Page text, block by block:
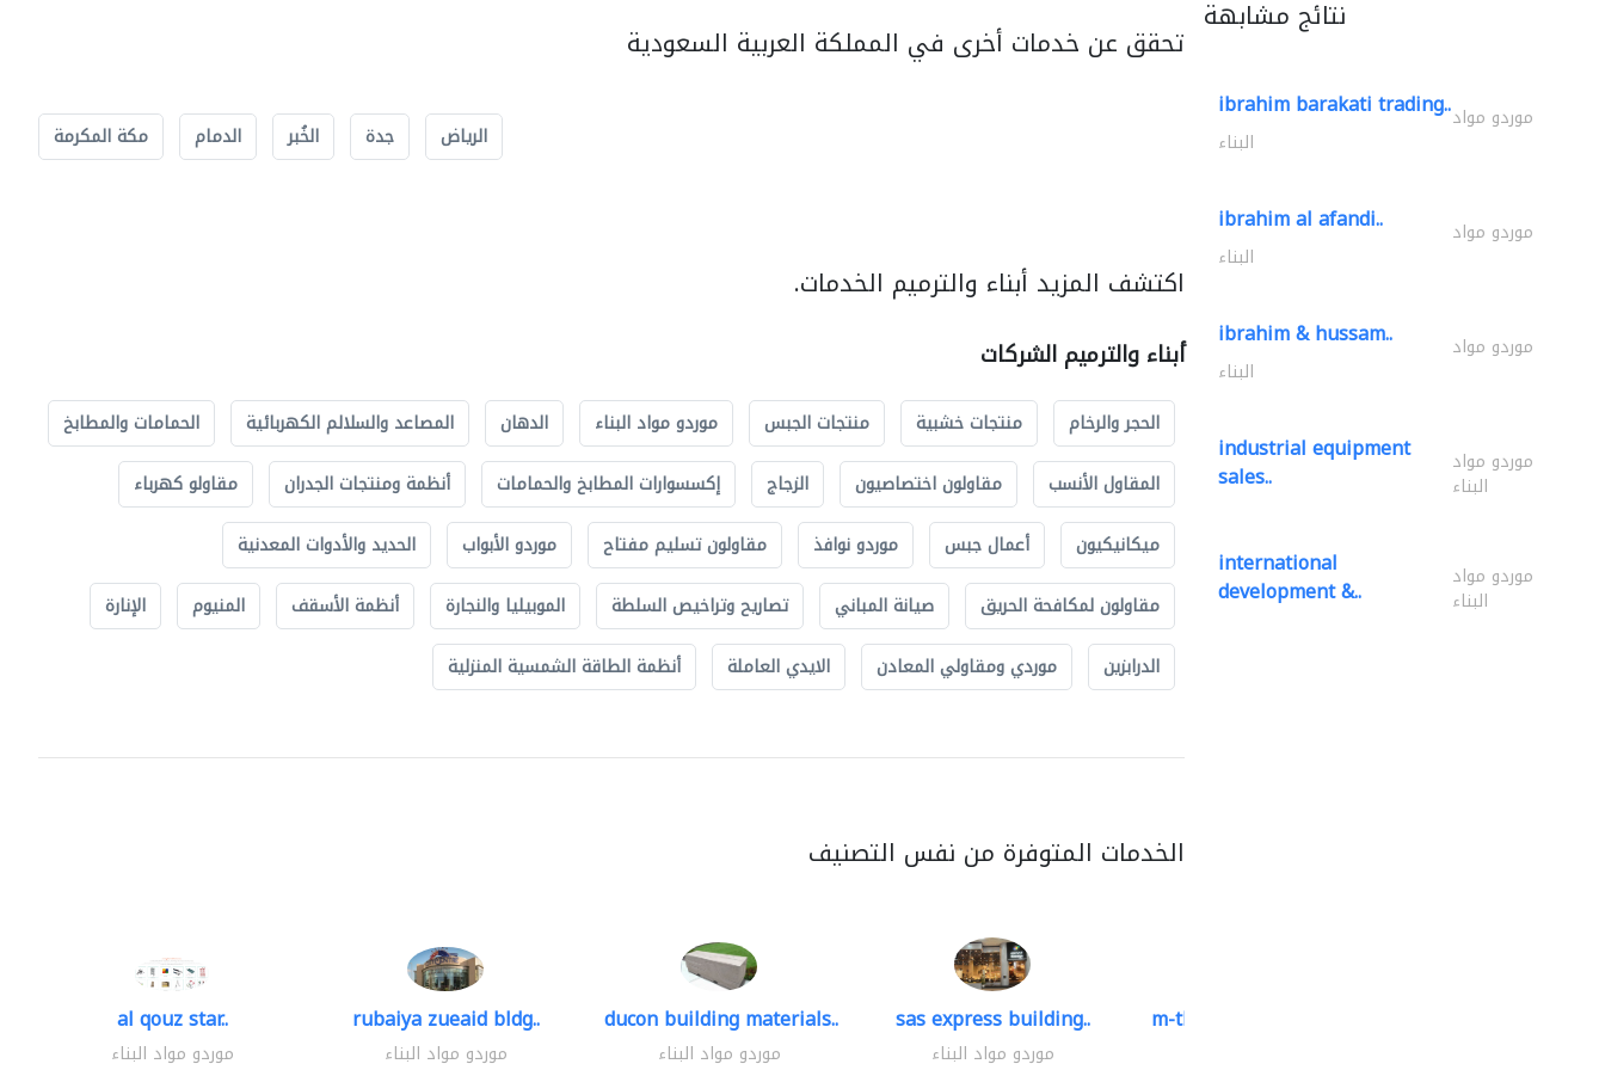
تحقق عن خدمات أخرى في المملكة العربية السعودية
الرياض جدة الخُبر الدمام مكة المكرمة
اكتشف المزيد أبناء والترميم الخدمات.
أبناء والترميم الشركات
الحجر والرخام منتجات خشبية منتجات الجبس موردو مواد البناء الدهان المصاعد والسلالم الكهربائية
الحمامات والمطابخ
المقاول الأنسب
مقاولون اختصاصيون الزجاج إكسسوارات المطابخ والحمامات أنظمة ومنتجات الجدران
مقاولو كهرباء
ميكانيكيون
أعمال جبس موردو نوافذ مقاولون تسليم مفتاح موردو الأبواب
الحديد والأدوات المعدنية
مقاولون لمكافحة الحريق
صيانة المباني تصاريح وتراخيص السلطة الموبيليا والنجارة أنظمة الأسقف المنيوم
الإنارة
الدرابزين
موردي ومقاولي المعادن الايدي العاملة أنظمة الطاقة الشمسية المنزلية
الخدمات المتوفرة من نفس التصنيف
al qouz star..
موردو مواد البناء
rubaiya zueaid bldg..
موردو مواد البناء
ducon building materials..
موردو مواد البناء
sas express building..
موردو مواد البناء
m-three building materials
نتائج مشابهة
ibrahim barakati trading..موردو مواد
البناء
ibrahim al afandi.. موردو مواد
البناء
ibrahim & hussam.. موردو مواد
البناء
industrial equipment
sales.. موردو مواد
البناء
international
development &.. موردو مواد
البناء